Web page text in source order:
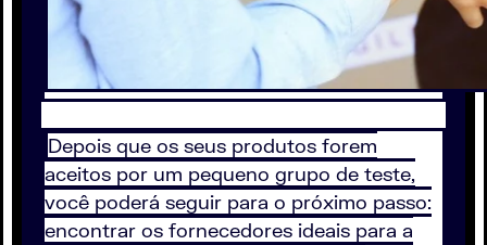
Depois que os seus produtos forem
aceitos por um pequeno grupo de teste,
você poderá seguir para o próximo passo:
encontrar os fornecedores ideais para a